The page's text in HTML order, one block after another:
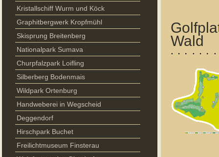
Kristallschiff Wurm und Köck
Graphitbergwerk Kropfmühl
Skisprung Breitenberg
Nationalpark Sumava
Churpfalzpark Loifling
Silberberg Bodenmais
Wildpark Ortenburg
Handweberei in Wegscheid
Deggendorf
Hirschpark Buchet
Freilichtmuseum Finsterau
Wald